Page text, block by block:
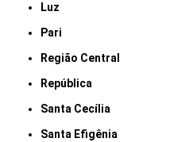
Luz
Pari
Região Central
República
Santa Cecília
Santa Efigênia